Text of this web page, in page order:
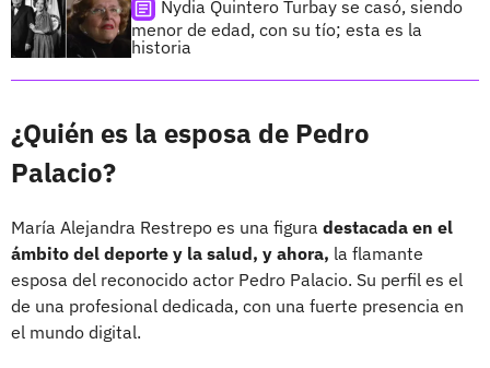
Nydia Quintero Turbay se casó, siendo
menor de edad, con su tío; esta es la
historia
¿Quién es la esposa de Pedro
Palacio?
María Alejandra Restrepo es una figura destacada en el
ámbito del deporte y la salud, y ahora, la flamante
esposa del reconocido actor Pedro Palacio. Su perfil es el
de una profesional dedicada, con una fuerte presencia en
el mundo digital.